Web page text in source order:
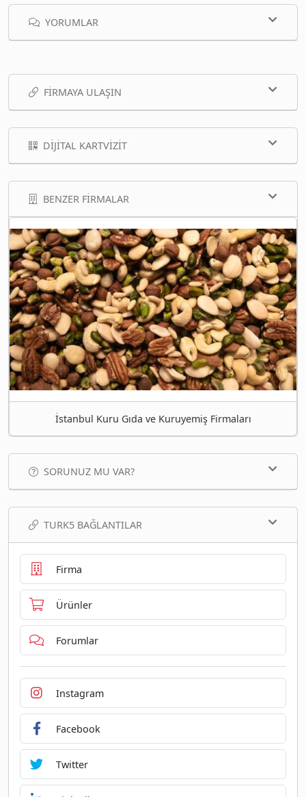
YORUMLAR
FIRMAYA ULAŞIN
DIJITAL KARTVIZIT
BENZER FIRMALAR
İstanbul Kuru Gıda ve Kuruyemiş Firmaları
SORUNUZ MU VAR?
TURK5 BAĞLANTILAR
Firma
Ürünler
Forumlar
Instagram
Facebook
Twitter